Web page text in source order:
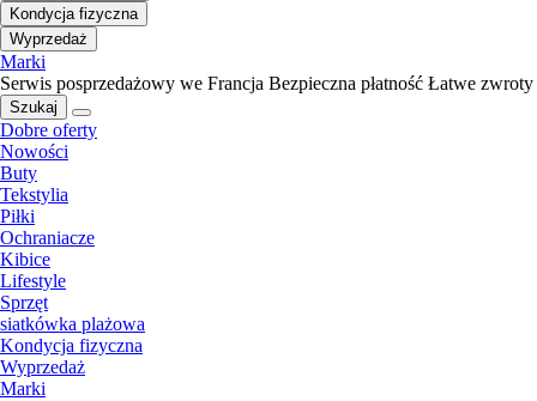
Kondycja fizyczna
Wyprzedaż
Marki
Serwis posprzedażowy we Francja Bezpieczna płatność Łatwe zwroty
Szukaj
Dobre oferty
Nowości
Buty
Tekstylia
Piłki
Ochraniacze
Kibice
Lifestyle
Sprzęt
siatkówka plażowa
Kondycja fizyczna
Wyprzedaż
Marki